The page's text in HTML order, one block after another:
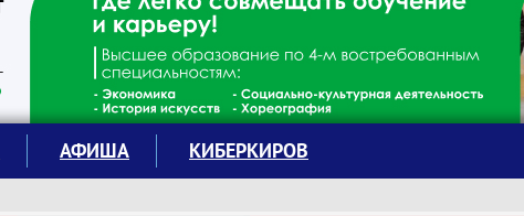
АФИША КИБЕРКИРОВ